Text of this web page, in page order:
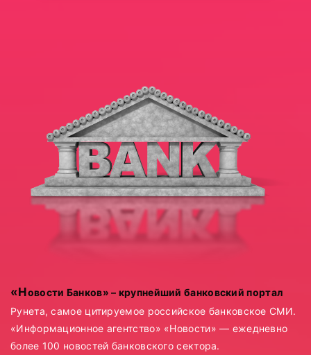
«Новости Банков» – крупнейший банковский портал
Рунета, самое цитируемое российское банковское СМИ.
«Информационное агентство» «Новости» — ежедневно
более 100 новостей банковского сектора.